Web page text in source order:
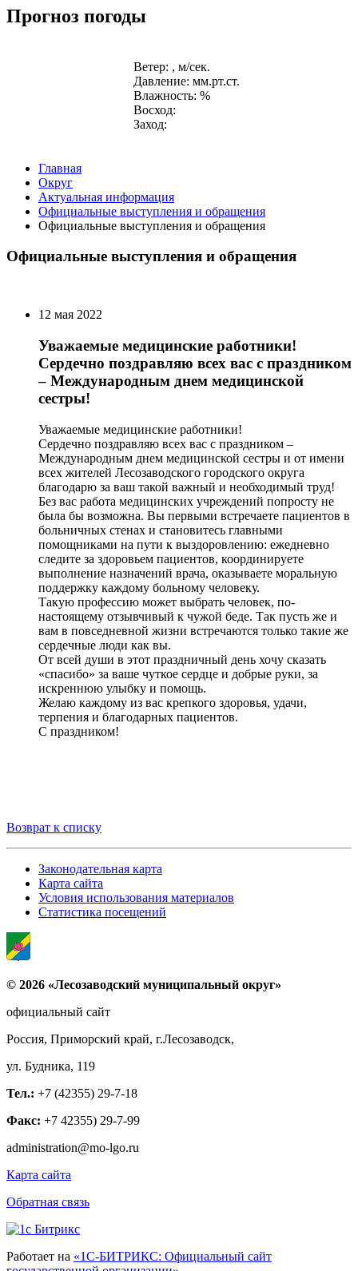
Прогноз погоды
Ветер: , м/сек.
Давление: мм.рт.ст.
Влажность: %
Восход:
Заход:
Главная
Округ
Актуальная информация
Официальные выступления и обращения
Официальные выступления и обращения
Официальные выступления и обращения
12 мая 2022
Уважаемые медицинские работники!
Сердечно поздравляю всех вас с праздником
– Международным днем медицинской
сестры!
Уважаемые медицинские работники!
Сердечно поздравляю всех вас с праздником –
Международным днем медицинской сестры и от имени
всех жителей Лесозаводского городского округа
благодарю за ваш такой важный и необходимый труд!
Без вас работа медицинских учреждений попросту не
была бы возможна. Вы первыми встречаете пациентов в
больничных стенах и становитесь главными
помощниками на пути к выздоровлению: ежедневно
следите за здоровьем пациентов, координируете
выполнение назначений врача, оказываете моральную
поддержку каждому больному человеку.
Такую профессию может выбрать человек, по-
настоящему отзывчивый к чужой беде. Так пусть же и
вам в повседневной жизни встречаются только такие же
сердечные люди как вы.
От всей души в этот праздничный день хочу сказать
«спасибо» за ваше чуткое сердце и добрые руки, за
искреннюю улыбку и помощь.
Желаю каждому из вас крепкого здоровья, удачи,
терпения и благодарных пациентов.
С праздником!
Возврат к списку
Законодательная карта
Карта сайта
Условия использования материалов
Статистика посещений
© 2026 «Лесозаводский муниципальный округ»
официальный сайт
Россия, Приморский край, г.Лесозаводск,
ул. Будника, 119
Тел.: +7 (42355) 29-7-18
Факс: +7 42355) 29-7-99
administration@mo-lgo.ru
Карта сайта
Обратная связь
Работает на «1С-БИТРИКС: Официальный сайт